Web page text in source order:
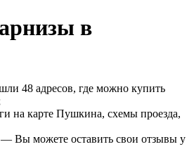
в
48 адресов, где можно купить
на карте Пушкина, схемы проезда,
Вы можете оставить свои отзывы у